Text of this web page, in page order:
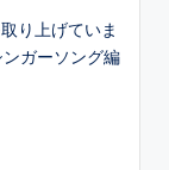
り上げていま
ガーソング編